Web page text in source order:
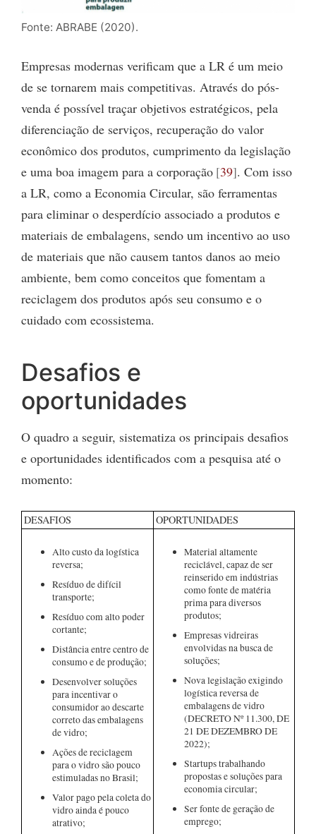
Fonte: ABRABE (2020).
Empresas modernas verificam que a LR é um meio
de se tornarem mais competitivas. Através do pós-
venda é possível traçar objetivos estratégicos, pela
diferenciação de serviços, recuperação do valor
econômico dos produtos, cumprimento da legislação
e uma boa imagem para a corporação 39 . Com isso
a LR, como a Economia Circular, são ferramentas
para eliminar o desperdício associado a produtos e
materiais de embalagens, sendo um incentivo ao uso
de materiais que não causem tantos danos ao meio
ambiente, bem como conceitos que fomentam a
reciclagem dos produtos após seu consumo e o
cuidado com ecossistema.
Desafios e
oportunidades
O quadro a seguir, sistematiza os principais desafios
e oportunidades identificados com a pesquisa até o
momento:
DESAFIOS OPORTUNIDADES
Alto custo da logística
reversa;
Resíduo de difícil
transporte;
Resíduo com alto poder
cortante;
Distância entre centro de
consumo e de produção;
Desenvolver soluções
para incentivar o
consumidor ao descarte
correto das embalagens
de vidro;
Ações de reciclagem
para o vidro são pouco
estimuladas no Brasil;
Valor pago pela coleta do
vidro ainda é pouco
atrativo;
Material altamente
reciclável, capaz de ser
reinserido em indústrias
como fonte de matéria
prima para diversos
produtos;
Empresas vidreiras
envolvidas na busca de
soluções;
Nova legislação exigindo
logística reversa de
embalagens de vidro
(DECRETO Nº 11.300, DE
21 DE DEZEMBRO DE
2022);
Startups trabalhando
propostas e soluções para
economia circular;
Ser fonte de geração de
emprego;